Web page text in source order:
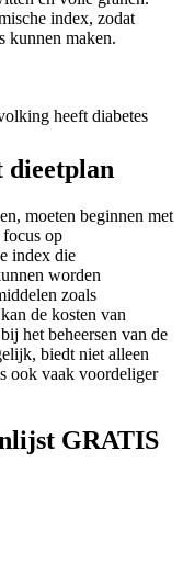
index, zodat
kunnen maken.
heeft diabetes
dieetplan
moeten beginnen met
focus op
index die
worden
zoals
de kosten van
het beheersen van de
biedt niet alleen
ook vaak voordeliger
GRATIS